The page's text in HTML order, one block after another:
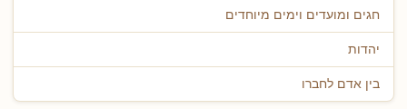
חגים ומועדים וימים מיוחדים
יהדות
בין אדם לחברו